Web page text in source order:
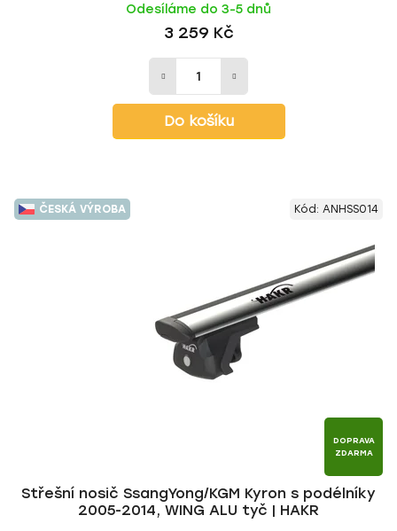
Odesíláme do 3-5 dnů
3 259 Kč
Do košíku
ČESKÁ VÝROBA
DOPRAVA
ZDARMA
Střešní nosič SsangYong/KGM Kyron s podélníky
2005-2014, WING ALU tyč | HAKR
Kód: ANHSS014